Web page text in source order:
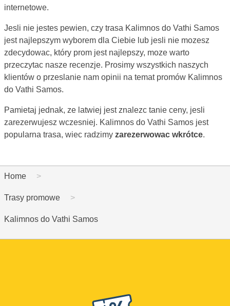
internetowe.
Jesli nie jestes pewien, czy trasa Kalimnos do Vathi Samos
jest najlepszym wyborem dla Ciebie lub jesli nie mozesz
zdecydowac, który prom jest najlepszy, moze warto
przeczytac nasze recenzje. Prosimy wszystkich naszych
klientów o przeslanie nam opinii na temat promów Kalimnos
do Vathi Samos.
Pamietaj jednak, ze latwiej jest znalezc tanie ceny, jesli
zarezerwujesz wczesniej. Kalimnos do Vathi Samos jest
popularna trasa, wiec radzimy zarezerwowac wkrótce.
Home
Trasy promowe
Kalimnos do Vathi Samos